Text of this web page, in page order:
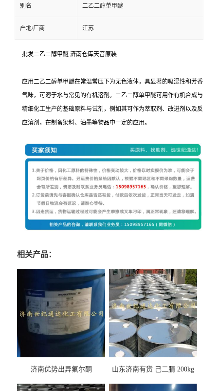
别名 二乙二醇单甲醚
产地/厂商 江苏
批发二乙二醇甲醚 济南仓库天音原装
应用二乙二醇单甲醚在常温常压下为无色液体，具显著的吸湿性和芳香
气味，可溶于水与常见的有机溶剂。二乙二醇单甲醚可用作有机合成与
精细化工生产的基础原料与试剂，例如其可作为萃取剂、改进剂以及反
应溶剂，在制备染料、油墨等物品中一定的应用。
相关产品：
济南优势出异氟尔酮
山东济南有货 己二腈 200kg